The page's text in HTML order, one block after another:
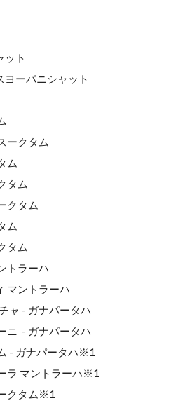
ット
ヨーパニシャット
ークタム
ム
タム
クタム
ム
タム
トラーハ
マントラーハ
ャ - ガナパータハ
ニ - ガナパータハ
- ガナパータハ※1
ラ マントラーハ※1
クタム※1